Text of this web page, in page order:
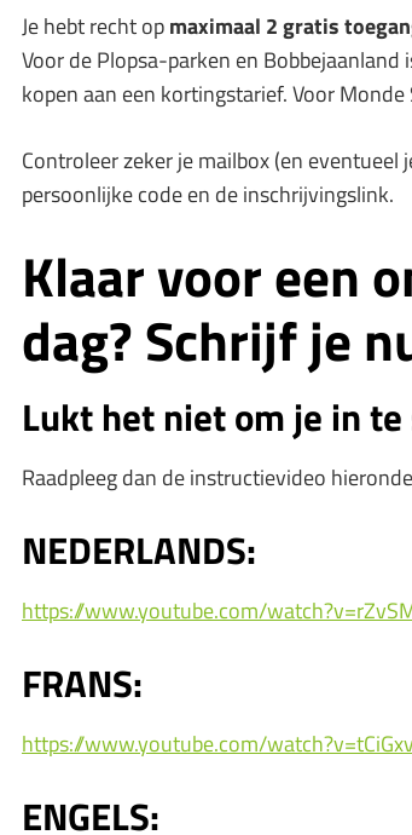
Je hebt recht opmaximaal 2 gratis
Voor de Plopsa-parken en
kopen aan een kortingstarief. Voor
Controleer zeker je mailbox (en
persoonlijke code en de inschrijvingslink.
Klaar voor een
dag? Schrijf je
Lukt het niet om je in
Raadpleeg dan de instructievideo
NEDERLANDS:
https://www.youtube.com/
FRANS:
https://www.youtube.com/
ENGELS: